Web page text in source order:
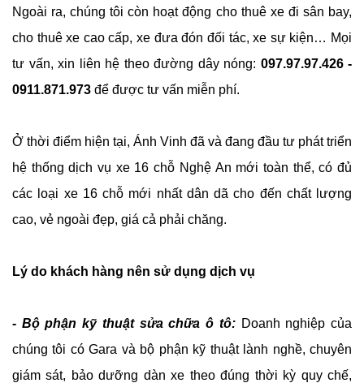
Ngoài ra, chúng tôi còn hoạt động cho thuê xe đi sân bay,
cho thuê xe cao cấp, xe đưa đón đối tác, xe sự kiện… Mọi
tư vấn, xin liên hệ theo đường dây nóng: 097.97.97.426 -
0911.871.973 để được tư vấn miễn phí.
Ở thời điểm hiện tại, Ánh Vinh đã và đang đầu tư phát triển
hệ thống dịch vụ xe 16 chỗ Nghệ An mới toàn thể, có đủ
các loại xe 16 chỗ mới nhất dân dã cho đến chất lượng
cao, vẻ ngoài đẹp, giá cả phải chăng.
Lý do khách hàng nên sử dụng dịch vụ
- Bộ phận kỹ thuật sửa chữa ô tô: Doanh nghiệp của
chúng tôi có Gara và bộ phận kỹ thuật lành nghề, chuyên
giám sát, bảo dưỡng dàn xe theo đúng thời kỳ quy chế,